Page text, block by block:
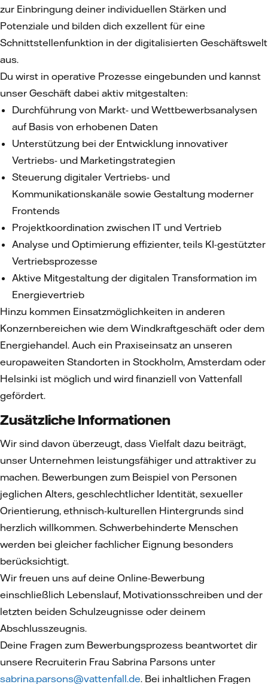
zur Einbringung deiner individuellen Stärken und
Potenziale und bilden dich exzellent für eine
Schnittstellenfunktion in der digitalisierten Geschäftswelt
aus.
Du wirst in operative Prozesse eingebunden und kannst
unser Geschäft dabei aktiv mitgestalten:
Durchführung von Markt- und Wettbewerbsanalysen
auf Basis von erhobenen Daten
Unterstützung bei der Entwicklung innovativer
Vertriebs- und Marketingstrategien
Steuerung digitaler Vertriebs- und
Kommunikationskanäle sowie Gestaltung moderner
Frontends
Projektkoordination zwischen IT und Vertrieb
Analyse und Optimierung effizienter, teils KI-gestützter
Vertriebsprozesse
Aktive Mitgestaltung der digitalen Transformation im
Energievertrieb
Hinzu kommen Einsatzmöglichkeiten in anderen
Konzernbereichen wie dem Windkraftgeschäft oder dem
Energiehandel. Auch ein Praxiseinsatz an unseren
europaweiten Standorten in Stockholm, Amsterdam oder
Helsinki ist möglich und wird finanziell von Vattenfall
gefördert.
Zusätzliche Informationen
Wir sind davon überzeugt, dass Vielfalt dazu beiträgt,
unser Unternehmen leistungsfähiger und attraktiver zu
machen. Bewerbungen zum Beispiel von Personen
jeglichen Alters, geschlechtlicher Identität, sexueller
Orientierung, ethnisch-kulturellen Hintergrunds sind
herzlich willkommen. Schwerbehinderte Menschen
werden bei gleicher fachlicher Eignung besonders
berücksichtigt.
Wir freuen uns auf deine Online-Bewerbung
einschließlich Lebenslauf, Motivationsschreiben und der
letzten beiden Schulzeugnisse oder deinem
Abschlusszeugnis.
Deine Fragen zum Bewerbungsprozess beantwortet dir
unsere Recruiterin Frau Sabrina Parsons unter
sabrina.parsons@vattenfall.de. Bei inhaltlichen Fragen